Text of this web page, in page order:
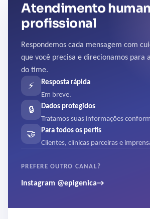
Atendimento
profissional
Respondemos cada mensagem com
que você precisa e direcionamos para
do time.
⚡
Resposta rápida
Em breve.
🔒
Dados protegidos
Tratamos suas informações
🤝
Para todos os perfis
Clientes, clínicas parceiras e
PREFERE OUTRO CANAL?
Instagram @epigenica→